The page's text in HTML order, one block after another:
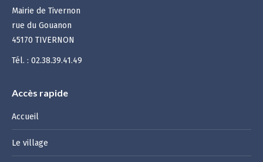
Mairie de Tivernon
rue du Gouanon
45170 TIVERNON
Tél. : 02.38.39.41.49
Accès rapide
Accueil
Le village